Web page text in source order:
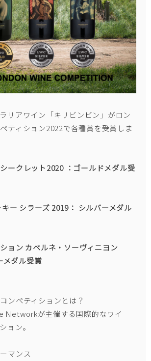
リアワイン「キリビンビン」がロン
ティション2022で各種賞を受賞しま
ークレット2020 ：ゴールドメダル受
ー シラーズ 2019： シルバーメダル
ョン カベルネ・ソーヴィニヨン
メダル受賞
ンペティションとは？
Networkが主催する国際的なワイ
ョン。
マンス